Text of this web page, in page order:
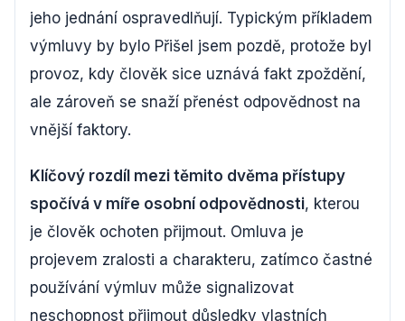
jeho jednání ospravedlňují. Typickým příkladem
výmluvy by bylo Přišel jsem pozdě, protože byl
provoz, kdy člověk sice uznává fakt zpoždění,
ale zároveň se snaží přenést odpovědnost na
vnější faktory.
Klíčový rozdíl mezi těmito dvěma přístupy
spočívá v míře osobní odpovědnosti, kterou
je člověk ochoten přijmout. Omluva je
projevem zralosti a charakteru, zatímco častné
používání výmluv může signalizovat
neschopnost přijmout důsledky vlastních